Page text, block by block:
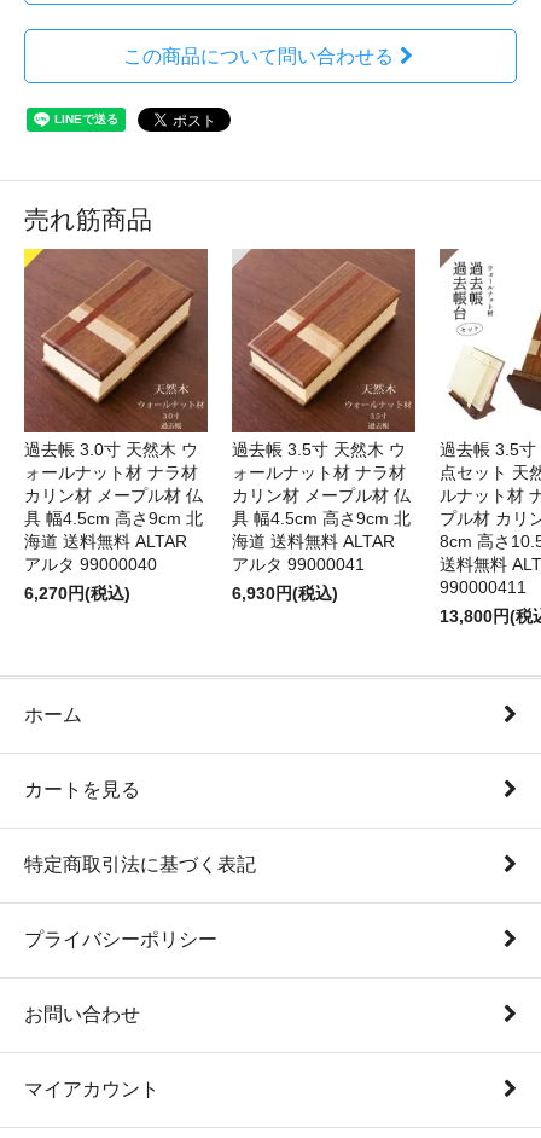
この商品について問い合わせる
売れ筋商品
過去帳 3.0寸 天然木 ウ
ォールナット材 ナラ材
カリン材 メープル材 仏
具 幅4.5cm 高さ9cm 北
海道 送料無料 ALTAR
アルタ 99000040
6,270円(税込)
過去帳 3.5寸 天然木 ウ
ォールナット材 ナラ材
カリン材 メープル材 仏
具 幅4.5cm 高さ9cm 北
海道 送料無料 ALTAR
アルタ 99000041
6,930円(税込)
過去帳 3.5寸
点セット 天
ルナット材
プル材 カリ
8cm 高さ
送料無料
990000411
13,800円(税
ホーム
カートを見る
特定商取引法に基づく表記
プライバシーポリシー
お問い合わせ
マイアカウント